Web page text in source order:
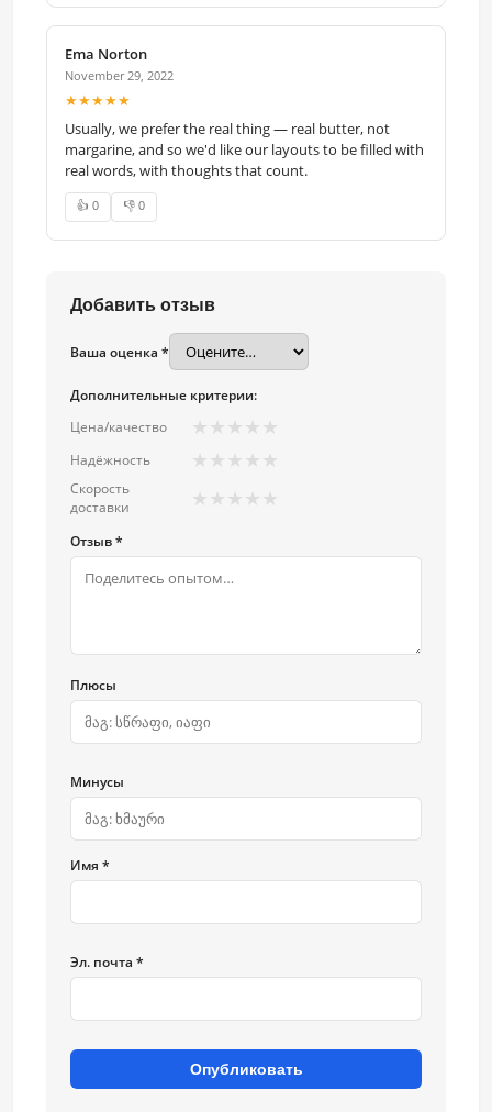
Ema Norton
November 29, 2022
★★★★★
Usually, we prefer the real thing — real butter, not
margarine, and so we'd like our layouts to be filled with
real words, with thoughts that count.
👍 0 👎 0
Добавить отзыв
Ваша оценка *
Дополнительные критерии:
Цена/качество
★ ★ ★ ★ ★
Надёжность ★ ★ ★ ★ ★
Скорость
доставки
★ ★ ★ ★ ★
Отзыв *
Плюсы
Минусы
Имя *
Эл. почта *
Опубликовать